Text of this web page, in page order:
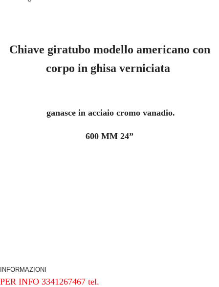
Chiave giratubo modello americano con
corpo in ghisa verniciata
ganasce in acciaio cromo vanadio.
600 MM 24”
INFORMAZIONI
PER INFO 3341267467 tel.